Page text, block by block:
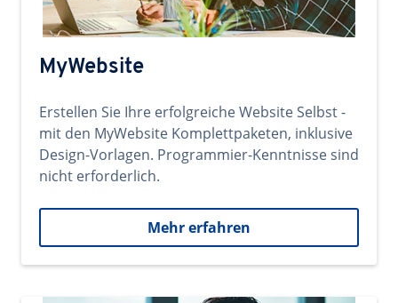
MyWebsite
Erstellen Sie Ihre erfolgreiche Website Selbst -
mit den MyWebsite Komplettpaketen, inklusive
Design-Vorlagen. Programmier-Kenntnisse sind
nicht erforderlich.
Mehr erfahren